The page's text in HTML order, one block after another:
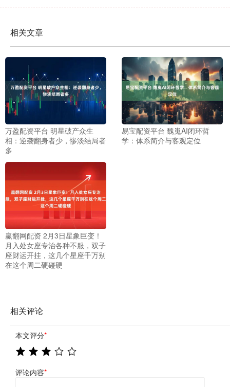
相关文章
万盈配资平台 明星破产众生
相：逆袭翻身者少，惨淡结局者
多
易宝配资平台 魏嵬AI闭环哲
学：体系简介与客观定位
赢翻网配资 2月3日星象巨变！
月入处女座专治各种不服，双子
座财运开挂，这几个星座千万别
在这个周二硬碰硬
相关评论
本文评分*
评论内容*